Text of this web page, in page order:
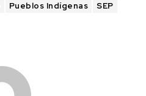
Pueblos Indígenas SEP